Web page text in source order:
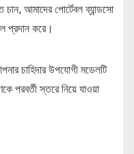
আমাদের পোর্টেবল ব্যান্ডসো
প্রদান করে।
চাহিদার উপযোগী মডেলটি
পরবর্তী স্তরে নিয়ে যাওয়া